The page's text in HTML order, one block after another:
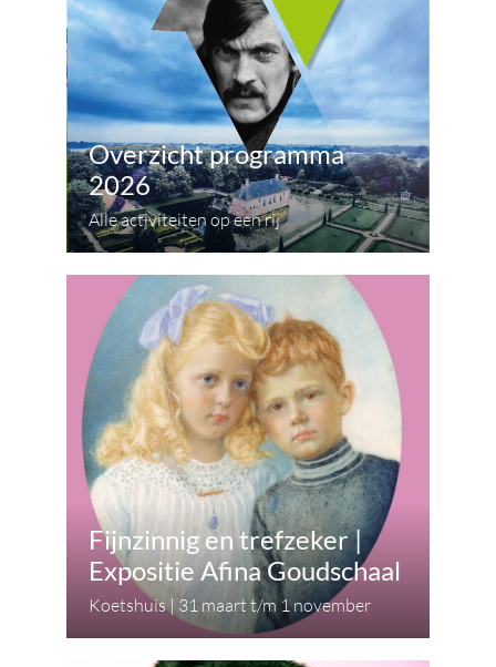
Overzicht programma
2026
Alle activiteiten op een rij
Fijnzinnig en trefzeker |
Expositie Afina Goudschaal
Koetshuis | 31 maart t/m 1 november